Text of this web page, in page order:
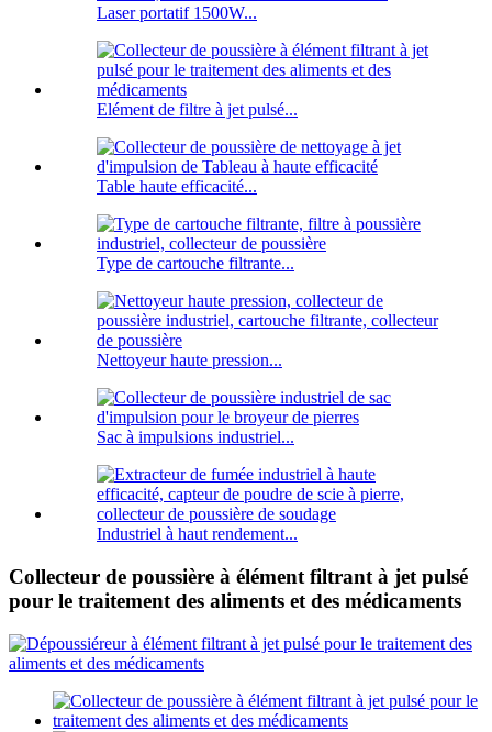
Laser portatif 1500W...
Elément de filtre à jet pulsé...
Table haute efficacité...
Type de cartouche filtrante...
Nettoyeur haute pression...
Sac à impulsions industriel...
Industriel à haut rendement...
Collecteur de poussière à élément filtrant à jet pulsé
pour le traitement des aliments et des médicaments